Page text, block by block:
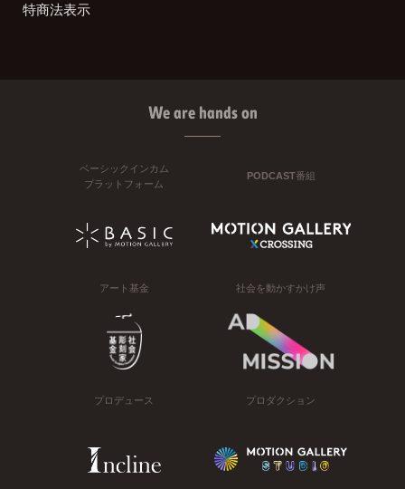
特商法表示
We are hands on
ベーシックインカム
プラットフォーム
PODCAST番組
アート基金 社会を動かすかけ声
プロデュース プロダクション